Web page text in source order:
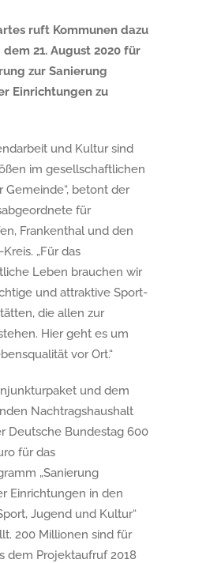
ruft Kommunen dazu
dem 21. August 2020 für
zur Sanierung
Einrichtungen zu
und Kultur sind
im gesellschaftlichen
Gemeinde“, betont der
für
Frankenthal und den
„Für das
Leben brauchen wir
und attraktive Sport-
die allen zur
Hier geht es um
vor Ort.“
und dem
Nachtragshaushalt
Deutsche Bundestag 600
für das
„Sanierung
Einrichtungen in den
Jugend und Kultur“
200 Millionen sind für
dem Projektaufruf 2018